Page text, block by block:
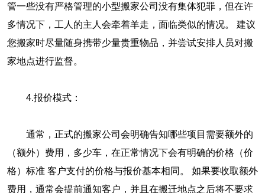
管一些没有严格管理的小型搬家公司没有集体犯罪，但在许
多情况下，工人的主人会牵着羊走，面临类似的情况。 建议
您搬家时尽量随身携带少量贵重物品，并尝试安排人员对搬
家地点进行监督。
4.报价模式：
通常，正式的搬家公司会明确告知哪些项目需要额外的
（额外）费用，多少车，在正常情况下会有明确的价格（价
格）标准 客户支付的价格与报价基本相同。 如果要收取额外
费用，通常会提前通知客户，并且在搬迁地点之后将不要求